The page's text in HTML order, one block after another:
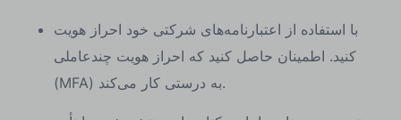
با استفاده از اعتبارنامه‌های شرکتی خود احراز هویت
کنید. اطمینان حاصل کنید که احراز هویت چندعاملی
(MFA) به درستی کار می‌کند.